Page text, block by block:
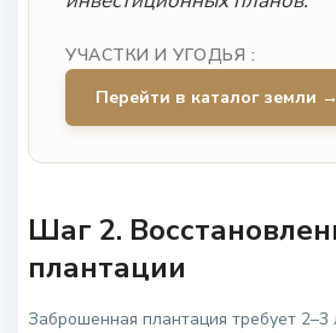
УЧАСТКИ И УГОДЬЯ :
Перейти в каталог земли →
Шаг 2.
плантации
Заброшенная плантация требует 2–3